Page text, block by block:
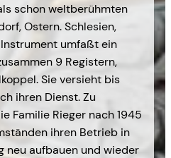
schon weltberühmten
Ostern. Schlesien,
umfaßt ein
9 Registern,
Sie versieht bis
ihren Dienst. Zu
Familie Rieger nach 1945
ihren Betrieb in
neu aufbauen und wieder